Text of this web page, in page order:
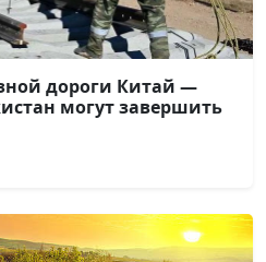
дороги Китай —
могут завершить